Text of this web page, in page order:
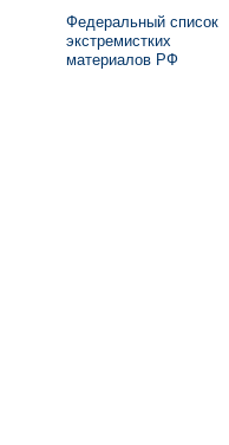
Федеральный список
экстремистких
материалов РФ